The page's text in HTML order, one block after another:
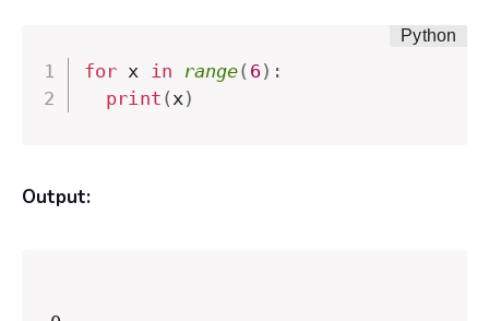
for x in range( 6) :
print ( x )
Output: